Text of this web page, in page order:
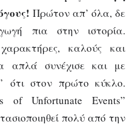
Πρώτον απ’ όλα, δε
πια στην ιστορία.
καλούς και
απλά συνέχισε και με
ότι στον πρώτο κύκλο.
of Unfortunate Events”
πολύ από την